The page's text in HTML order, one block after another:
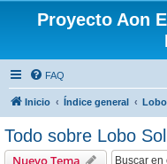
Proyecto Aon
FAQ
Inicio Índice general
Todo sobre Lobo
Nuevo Tema